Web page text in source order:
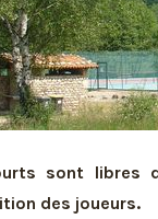
sont libres
des joueurs.